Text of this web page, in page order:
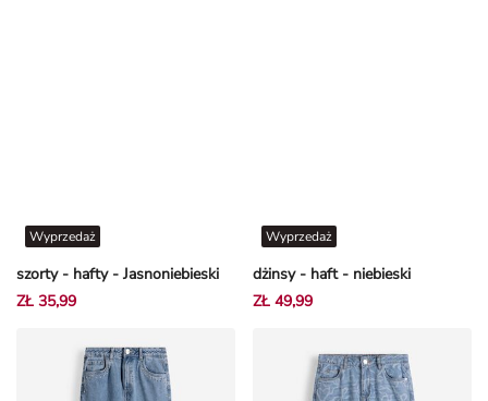
szorty - hafty - Jasnoniebieski
Wyprzedaż
ZŁ 35,99
dżinsy - haft - niebieski
Wyprzedaż
ZŁ 49,99